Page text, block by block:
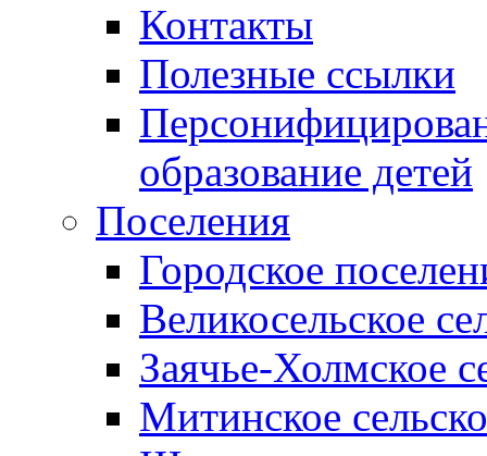
Контакты
Полезные ссылки
образование детей
Поселения
Городское
Великосельское
Заячье-Холмское
Митинское